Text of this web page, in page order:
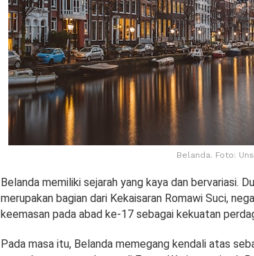
Belanda. Foto:
Belanda memiliki sejarah yang kaya dan bervariasi.
merupakan bagian dari Kekaisaran Romawi Suci,
keemasan pada abad ke-17 sebagai kekuatan
Pada masa itu, Belanda memegang kendali atas